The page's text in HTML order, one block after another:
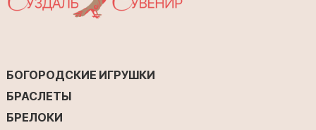
БОГОРОДСКИЕ ИГРУШКИ
БРАСЛЕТЫ
БРЕЛОКИ